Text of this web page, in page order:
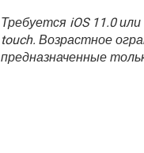
Требуется iOS 11.0
touch. Возрастное
предназначенные